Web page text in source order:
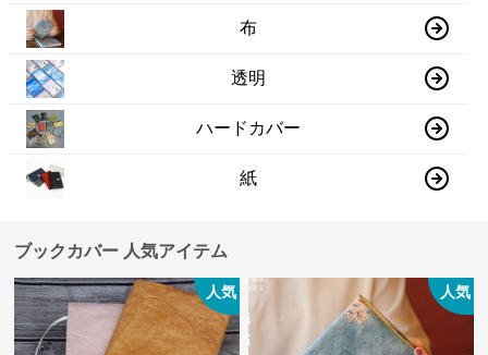
布
透明
ハードカバー
紙
ブックカバー 人気アイテム
人気 人気